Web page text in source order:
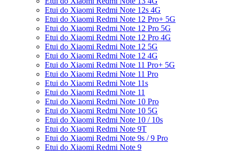
Etui do Xiaomi Redmi Note 12s 4G
Etui do Xiaomi Redmi Note 12 Pro+ 5G
Etui do Xiaomi Redmi Note 12 Pro 5G
Etui do Xiaomi Redmi Note 12 Pro 4G
Etui do Xiaomi Redmi Note 12 5G
Etui do Xiaomi Redmi Note 12 4G
Etui do Xiaomi Redmi Note 11 Pro+ 5G
Etui do Xiaomi Redmi Note 11 Pro
Etui do Xiaomi Redmi Note 11s
Etui do Xiaomi Redmi Note 11
Etui do Xiaomi Redmi Note 10 Pro
Etui do Xiaomi Redmi Note 10 5G
Etui do Xiaomi Redmi Note 10 / 10s
Etui do Xiaomi Redmi Note 9T
Etui do Xiaomi Redmi Note 9s / 9 Pro
Etui do Xiaomi Redmi Note 9